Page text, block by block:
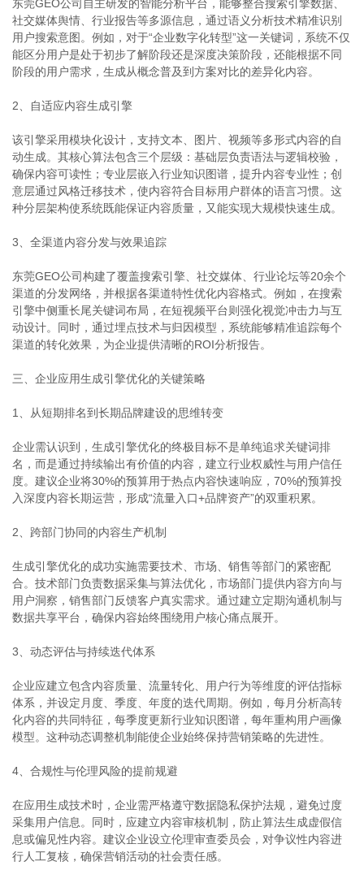
东莞GEO公司自主研发的智能分析平台，能够整合搜索引擎数据、
社交媒体舆情、行业报告等多源信息，通过语义分析技术精准识别
用户搜索意图。例如，对于“企业数字化转型”这一关键词，系统不仅
能区分用户是处于初步了解阶段还是深度决策阶段，还能根据不同
阶段的用户需求，生成从概念普及到方案对比的差异化内容。
2、自适应内容生成引擎
该引擎采用模块化设计，支持文本、图片、视频等多形式内容的自
动生成。其核心算法包含三个层级：基础层负责语法与逻辑校验，
确保内容可读性；专业层嵌入行业知识图谱，提升内容专业性；创
意层通过风格迁移技术，使内容符合目标用户群体的语言习惯。这
种分层架构使系统既能保证内容质量，又能实现大规模快速生成。
3、全渠道内容分发与效果追踪
东莞GEO公司构建了覆盖搜索引擎、社交媒体、行业论坛等20余个
渠道的分发网络，并根据各渠道特性优化内容格式。例如，在搜索
引擎中侧重长尾关键词布局，在短视频平台则强化视觉冲击力与互
动设计。同时，通过埋点技术与归因模型，系统能够精准追踪每个
渠道的转化效果，为企业提供清晰的ROI分析报告。
三、企业应用生成引擎优化的关键策略
1、从短期排名到长期品牌建设的思维转变
企业需认识到，生成引擎优化的终极目标不是单纯追求关键词排
名，而是通过持续输出有价值的内容，建立行业权威性与用户信任
度。建议企业将30%的预算用于热点内容快速响应，70%的预算投
入深度内容长期运营，形成“流量入口+品牌资产”的双重积累。
2、跨部门协同的内容生产机制
生成引擎优化的成功实施需要技术、市场、销售等部门的紧密配
合。技术部门负责数据采集与算法优化，市场部门提供内容方向与
用户洞察，销售部门反馈客户真实需求。通过建立定期沟通机制与
数据共享平台，确保内容始终围绕用户核心痛点展开。
3、动态评估与持续迭代体系
企业应建立包含内容质量、流量转化、用户行为等维度的评估指标
体系，并设定月度、季度、年度的迭代周期。例如，每月分析高转
化内容的共同特征，每季度更新行业知识图谱，每年重构用户画像
模型。这种动态调整机制能使企业始终保持营销策略的先进性。
4、合规性与伦理风险的提前规避
在应用生成技术时，企业需严格遵守数据隐私保护法规，避免过度
采集用户信息。同时，应建立内容审核机制，防止算法生成虚假信
息或偏见性内容。建议企业设立伦理审查委员会，对争议性内容进
行人工复核，确保营销活动的社会责任感。